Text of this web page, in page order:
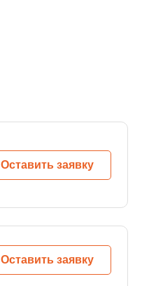
Оставить заявку
Оставить заявку